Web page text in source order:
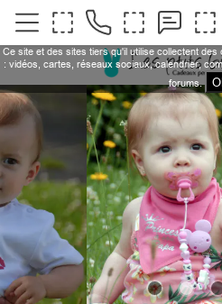
Ce site et des sites tiers qu'il utilise collectent
: vidéos, cartes, réseaux sociaux, calendrier,
forums.